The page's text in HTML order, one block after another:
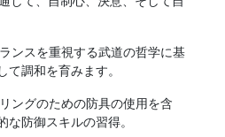
ンスを重視する武道の哲学に基
調和を育みます。
ングのための防具の使用を含
防御スキルの習得。